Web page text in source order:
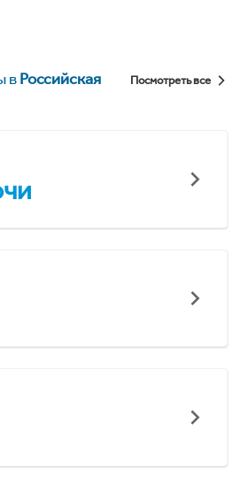
вРоссийская
Посмотреть все